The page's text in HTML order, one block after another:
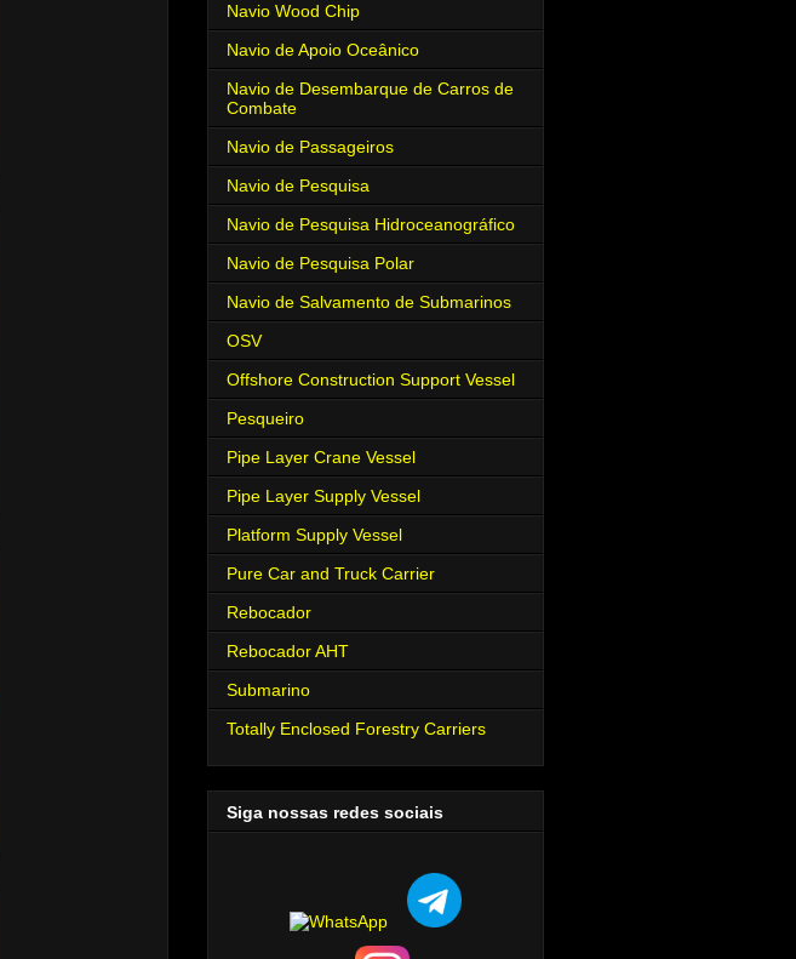
Navio Wood Chip
Navio de Apoio Oceânico
Navio de Desembarque de Carros de
Combate
Navio de Passageiros
Navio de Pesquisa
Navio de Pesquisa Hidroceanográfico
Navio de Pesquisa Polar
Navio de Salvamento de Submarinos
OSV
Offshore Construction Support Vessel
Pesqueiro
Pipe Layer Crane Vessel
Pipe Layer Supply Vessel
Platform Supply Vessel
Pure Car and Truck Carrier
Rebocador
Rebocador AHT
Submarino
Totally Enclosed Forestry Carriers
Siga nossas redes sociais